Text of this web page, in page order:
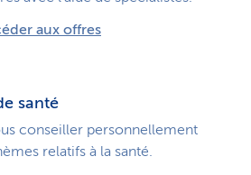
aux offres
santé
conseiller personnellement
relatifs à la santé.